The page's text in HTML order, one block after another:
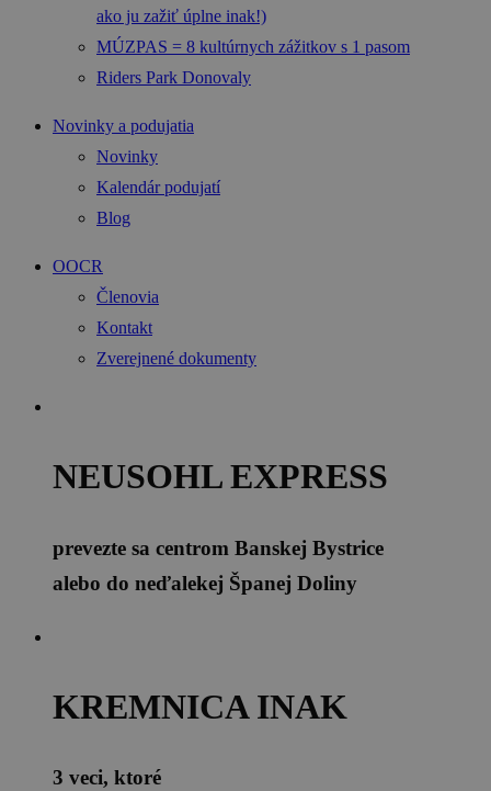
ako ju zažiť úplne inak!)
MÚZPAS = 8 kultúrnych zážitkov s 1 pasom
Riders Park Donovaly
Novinky a podujatia
Novinky
Kalendár podujatí
Blog
OOCR
Členovia
Kontakt
Zverejnené dokumenty
NEUSOHL EXPRESS
prevezte sa centrom Banskej Bystrice
alebo do neďalekej Španej Doliny
KREMNICA INAK
3 veci, ktoré